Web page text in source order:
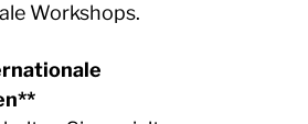
Workshops.